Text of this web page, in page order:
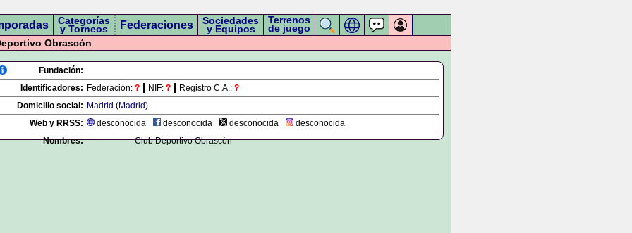
Categorías
y Torneos Federaciones Sociedades
y Equipos
Terrenos
de juego
Obrascón
Fundación:
Identificadores: Federación: ? NIF: ? Registro C.A.: ?
Domicilio social: Madrid (Madrid)
Web y RRSS:
desconocida desconocida desconocida
desconocida
Nombres:
- Club Deportivo Obrascón